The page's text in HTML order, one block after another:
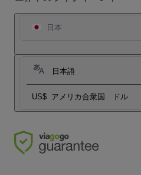
日本
日本語
US$ アメリカ合衆国 ドル